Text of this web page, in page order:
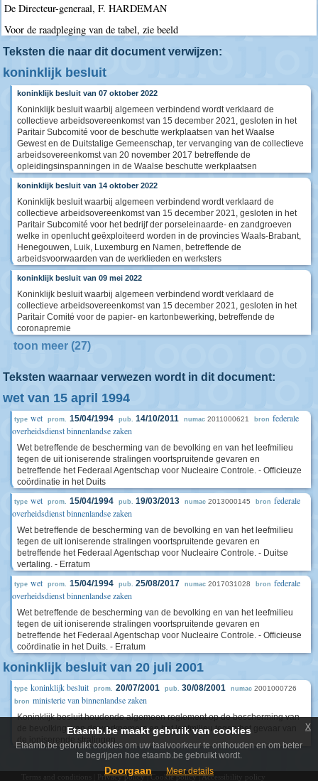
De Directeur-generaal, F. HARDEMAN
Voor de raadpleging van de tabel, zie beeld
Teksten die naar dit document verwijzen:
koninklijk besluit
koninklijk besluit van 07 oktober 2022
Koninklijk besluit waarbij algemeen verbindend wordt verklaard de
collectieve arbeidsovereenkomst van 15 december 2021, gesloten in het
Paritair Subcomité voor de beschutte werkplaatsen van het Waalse
Gewest en de Duitstalige Gemeenschap, ter vervanging van de collectieve
arbeidsovereenkomst van 20 november 2017 betreffende de
opleidingsinspanningen in de Waalse beschutte werkplaatsen
koninklijk besluit van 14 oktober 2022
Koninklijk besluit waarbij algemeen verbindend wordt verklaard de
collectieve arbeidsovereenkomst van 15 december 2021, gesloten in het
Paritair Subcomité voor het bedrijf der porseleinaarde- en zandgroeven
welke in openlucht geëxploiteerd worden in de provincies Waals-Brabant,
Henegouwen, Luik, Luxemburg en Namen, betreffende de
arbeidsvoorwaarden van de werklieden en werksters
koninklijk besluit van 09 mei 2022
Koninklijk besluit waarbij algemeen verbindend wordt verklaard de
collectieve arbeidsovereenkomst van 15 december 2021, gesloten in het
Paritair Comité voor de papier- en kartonbewerking, betreffende de
coronapremie
toon meer (27)
Teksten waarnaar verwezen wordt in dit document:
wet van 15 april 1994
type wet prom. 15/04/1994 pub. 14/10/2011 numac 2011000621 bron federale
overheidsdienst binnenlandse zaken
Wet betreffende de bescherming van de bevolking en van het leefmilieu
tegen de uit ioniserende stralingen voortspruitende gevaren en
betreffende het Federaal Agentschap voor Nucleaire Controle. - Officieuze
coördinatie in het Duits
type wet prom. 15/04/1994 pub. 19/03/2013 numac 2013000145 bron federale
overheidsdienst binnenlandse zaken
Wet betreffende de bescherming van de bevolking en van het leefmilieu
tegen de uit ioniserende stralingen voortspruitende gevaren en
betreffende het Federaal Agentschap voor Nucleaire Controle. - Duitse
vertaling. - Erratum
type wet prom. 15/04/1994 pub. 25/08/2017 numac 2017031028 bron federale
overheidsdienst binnenlandse zaken
Wet betreffende de bescherming van de bevolking en van het leefmilieu
tegen de uit ioniserende stralingen voortspruitende gevaren en
betreffende het Federaal Agentschap voor Nucleaire Controle. - Officieuse
coördinatie in het Duits. - Erratum
koninklijk besluit van 20 juli 2001
type koninklijk besluit prom. 20/07/2001 pub. 30/08/2001 numac 2001000726
bron ministerie van binnenlandse zaken
Koninklijk besluit houdende algemeen reglement op de bescherming van
de bevolking, van de werknemers en het leefmilieu tegen het gevaar van
de ioniserende stralingen
Terms and conditions Privacy policy|Cookie policy|Accessibility policy
Etaamb.be maakt gebruik van cookies
Etaamb.be gebruikt cookies om uw taalvoorkeur te onthouden en om beter
te begrijpen hoe etaamb.be gebruikt wordt.
Doorgaan Meer details
x